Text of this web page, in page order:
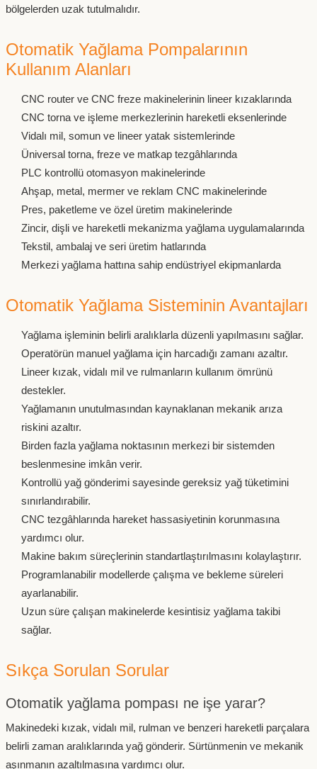
bölgelerden uzak tutulmalıdır.
Otomatik Yağlama Pompalarının
Kullanım Alanları
CNC router ve CNC freze makinelerinin lineer kızaklarında
CNC torna ve işleme merkezlerinin hareketli eksenlerinde
Vidalı mil, somun ve lineer yatak sistemlerinde
Üniversal torna, freze ve matkap tezgâhlarında
PLC kontrollü otomasyon makinelerinde
Ahşap, metal, mermer ve reklam CNC makinelerinde
Pres, paketleme ve özel üretim makinelerinde
Zincir, dişli ve hareketli mekanizma yağlama uygulamalarında
Tekstil, ambalaj ve seri üretim hatlarında
Merkezi yağlama hattına sahip endüstriyel ekipmanlarda
Otomatik Yağlama Sisteminin Avantajları
Yağlama işleminin belirli aralıklarla düzenli yapılmasını sağlar.
Operatörün manuel yağlama için harcadığı zamanı azaltır.
Lineer kızak, vidalı mil ve rulmanların kullanım ömrünü
destekler.
Yağlamanın unutulmasından kaynaklanan mekanik arıza
riskini azaltır.
Birden fazla yağlama noktasının merkezi bir sistemden
beslenmesine imkân verir.
Kontrollü yağ gönderimi sayesinde gereksiz yağ tüketimini
sınırlandırabilir.
CNC tezgâhlarında hareket hassasiyetinin korunmasına
yardımcı olur.
Makine bakım süreçlerinin standartlaştırılmasını kolaylaştırır.
Programlanabilir modellerde çalışma ve bekleme süreleri
ayarlanabilir.
Uzun süre çalışan makinelerde kesintisiz yağlama takibi
sağlar.
Sıkça Sorulan Sorular
Otomatik yağlama pompası ne işe yarar?
Makinedeki kızak, vidalı mil, rulman ve benzeri hareketli parçalara
belirli zaman aralıklarında yağ gönderir. Sürtünmenin ve mekanik
aşınmanın azaltılmasına yardımcı olur.